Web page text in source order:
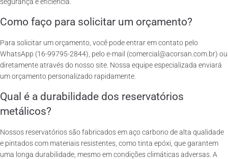
Como faço para solicitar um orçamento?
Para solicitar um orçamento, você pode entrar em contato pelo
WhatsApp (16-99795-2844), pelo e-mail (comercial@acorsan.com.br) ou
diretamente através do nosso site. Nossa equipe especializada enviará
um orçamento personalizado rapidamente.
Qual é a durabilidade dos reservatórios
metálicos?
Nossos reservatórios são fabricados em aço carbono de alta qualidade
e pintados com materiais resistentes, como tinta epóxi, que garantem
uma longa durabilidade, mesmo em condições climáticas adversas. A